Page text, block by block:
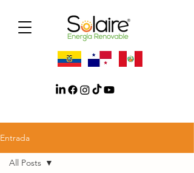
Entrada
All Posts